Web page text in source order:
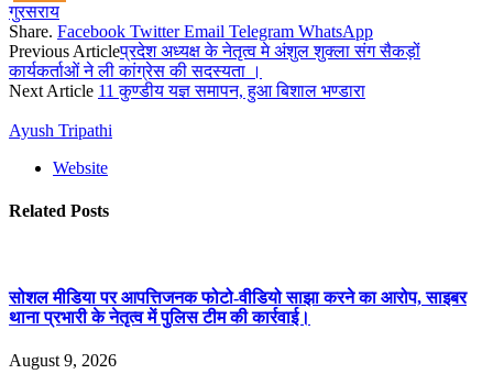
गुरसराय
Share. Facebook Twitter Email Telegram WhatsApp
Previous Articleप्रदेश अध्यक्ष के नेतृत्व मे अंशुल शुक्ला संग सैकड़ों
कार्यकर्ताओं ने ली कांग्रेस की सदस्यता ।
Next Article 11 कुण्डीय यज्ञ समापन, हुआ बिशाल भण्डारा
Ayush Tripathi
Website
Related Posts
सोशल मीडिया पर आपत्तिजनक फोटो-वीडियो साझा करने का आरोप, साइबर
थाना प्रभारी के नेतृत्व में पुलिस टीम की कार्रवाई।
August 9, 2026